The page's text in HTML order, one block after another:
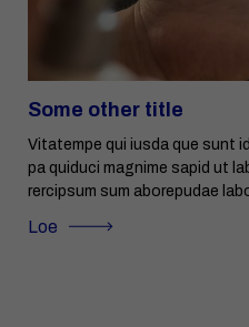
Some other title
Vitatempe qui iusda que sunt
pa quiduci magnime sapid ut
rercipsum sum aborepudae
Loe